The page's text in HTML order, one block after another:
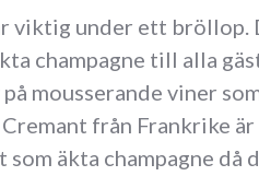
viktig under ett
champagne till alla
mousserande viner
från Frankrike
äkta champagne då